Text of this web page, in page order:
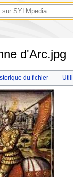
d'Arc.jpg
du fichier